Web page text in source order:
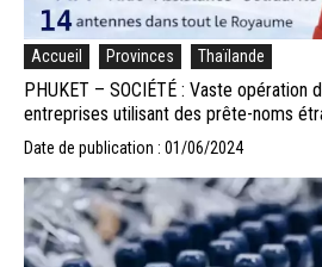
Accueil Provinces Thaïlande
PHUKET – SOCIÉTÉ : Vaste opération
entreprises utilisant des prête-noms
Date de publication : 01/06/2024